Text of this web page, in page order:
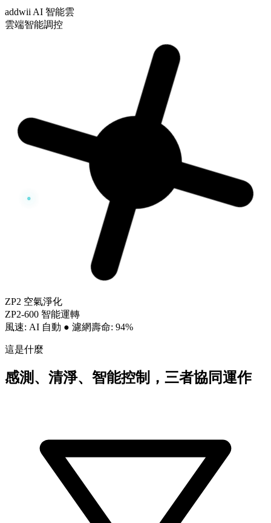
addwii AI 智能雲
雲端智能調控
ZP2 空氣淨化
ZP2-600 智能運轉
風速: AI 自動 ● 濾網壽命: 94%
這是什麼
感測、清淨、智能控制，三者協同運作